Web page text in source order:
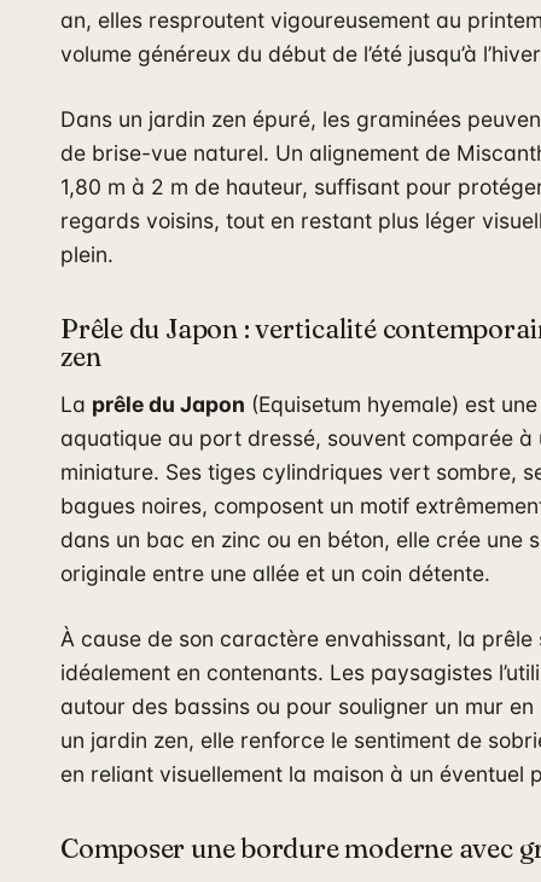
an, elles resproutent vigoureusement au
volume généreux du début de l’été jusqu’à
Dans un jardin zen épuré, les graminées
de brise-vue naturel. Un alignement de
1,80 m à 2 m de hauteur, suffisant pour
regards voisins, tout en restant plus léger
plein.
Prêle du Japon : verticalité
zen
La prêle du Japon (Equisetum hyemale) est
aquatique au port dressé, souvent comparée à
miniature. Ses tiges cylindriques vert sombre,
bagues noires, composent un motif
dans un bac en zinc ou en béton, elle crée une
originale entre une allée et un coin détente.
À cause de son caractère envahissant, la prêle
idéalement en contenants. Les paysagistes
autour des bassins ou pour souligner un mur
un jardin zen, elle renforce le sentiment de
en reliant visuellement la maison à un éventuel
Composer une bordure moderne avec